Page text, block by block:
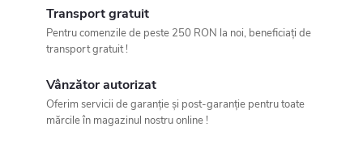
Transport gratuit
Pentru comenzile de peste 250 RON la noi, beneficiați de
transport gratuit !
Vânzător autorizat
Oferim servicii de garanție și post-garanție pentru toate
mărcile în magazinul nostru online !